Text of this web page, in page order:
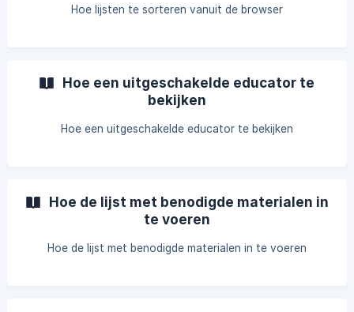
Hoe lijsten te sorteren vanuit de browser
Hoe een uitgeschakelde educator te
bekijken
Hoe een uitgeschakelde educator te bekijken
Hoe de lijst met benodigde materialen in
te voeren
Hoe de lijst met benodigde materialen in te voeren